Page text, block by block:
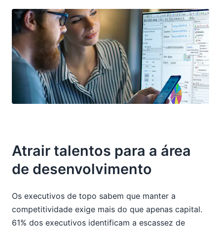
Atrair talentos para a área
de desenvolvimento
Os executivos de topo sabem que manter a
competitividade exige mais do que apenas capital.
61% dos executivos identificam a escassez de